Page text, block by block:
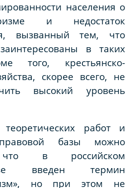
населения о
и недостаток
вызванный тем, что
в таких
того, крестьянско-
скорее всего, не
высокий уровень
работ и
базы можно
что в российском
введен термин
но при этом не